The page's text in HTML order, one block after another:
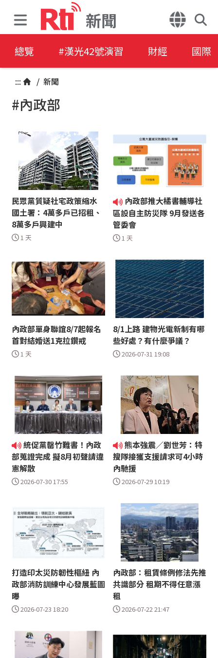
新聞
總覽 #漢光42號演習 財經 國際
::: / 新聞
#內政部
民眾黨質疑社宅政策縮水
國土署：4萬多戶已招租、
8萬多戶興建中
1 天
內政部推大橘書輔導社
區設自主防災隊 9月發送各
管委會
1 天
內政部單身聯誼8/7起報名
首對結婚送1克拉鑽戒
1 天
8/1上路 建物光電新制有哪
些好處？有什麼爭議？
2026-07-31 19:08
統促黨罄竹難書！內政
部蒐證完成 擬8月初聲請違
憲解散
2026-07-30 17:55
熊本強震／劉世芳：特
搜隊接獲支援請求可4小時
內馳援
2026-07-29 10:19
打造印太災防韌性樞紐 內
政部消防訓練中心發展藍圖
曝
2026-07-23 18:20
內政部：租賃條例修法先推
共識部分 租期不得任意漲
租
2026-07-22 21:47